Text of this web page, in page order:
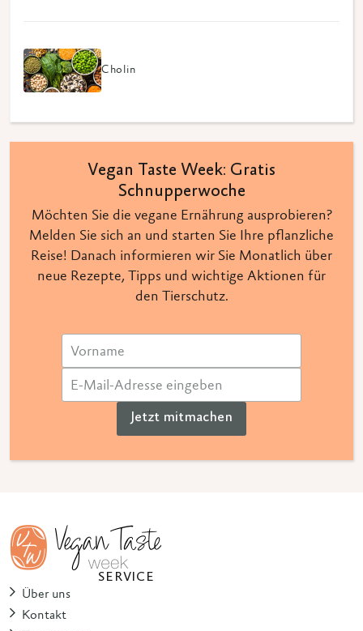
Cholin
Vegan Taste Week: Gratis
Schnupperwoche
Möchten Sie die vegane Ernährung ausprobieren?
Melden Sie sich an und starten Sie Ihre pflanzliche
Reise! Danach informieren wir Sie Monatlich über
neue Rezepte, Tipps und wichtige Aktionen für
den Tierschutz.
Jetzt mitmachen
SERVICE
Über uns
Kontakt